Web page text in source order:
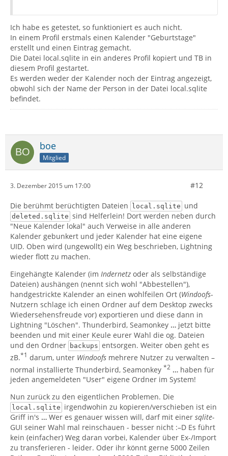
Ich habe es getestet, so funktioniert es auch nicht.
In einem Profil erstmals einen Kalender "Geburtstage"
erstellt und einen Eintrag gemacht.
Die Datei local.sqlite in ein anderes Profil kopiert und TB in
diesem Profil gestartet.
Es werden weder der Kalender noch der Eintrag angezeigt,
obwohl sich der Name der Person in der Datei local.sqlite
befindet.
boe
Mitglied
3. Dezember 2015 um 17:00 #12
Die berühmt berüchtigten Dateien local.sqlite und
deleted.sqlite sind Helferlein! Dort werden neben durch
"Neue Kalender lokal" auch Verweise in alle anderen
Kalender gebunkert und jeder Kalender hat eine eigene
UID. Oben wird (ungewollt) ein Weg beschrieben, Lightning
wieder flott zu machen.
Eingehängte Kalender (im Indernetz oder als selbständige
Dateien) aushängen (nennt sich wohl "Abbestellen"),
handgestrickte Kalender an einen wohlfeilen Ort (Windoofs-
Nutzern schlage ich einen Ordner auf dem Desktop zwecks
Wiedersehensfreude vor) exportieren und diese dann in
Lightning "Löschen". Thunderbird, Seamonkey … jetzt bitte
beenden und mit einer Keule eurer Wahl die og. Dateien
und den Ordner backups entsorgen. Weiter oben geht es
zB.*1 darum, unter Windoofs mehrere Nutzer zu verwalten –
normal installierte Thunderbird, Seamonkey *2 … haben für
jeden angemeldeten "User" eigene Ordner im System!
Nun zurück zu den eigentlichen Problemen. Die
local.sqlite irgendwohin zu kopieren/verschieben ist ein
Griff in's … Wer es genauer wissen will, darf mit einer sqlite-
GUI seiner Wahl mal reinschauen - besser nicht :–D Es führt
kein (einfacher) Weg daran vorbei, Kalender über Ex-/Import
zu transferieren - leider. Oder ihr könnt gerne 5000 Zeilen